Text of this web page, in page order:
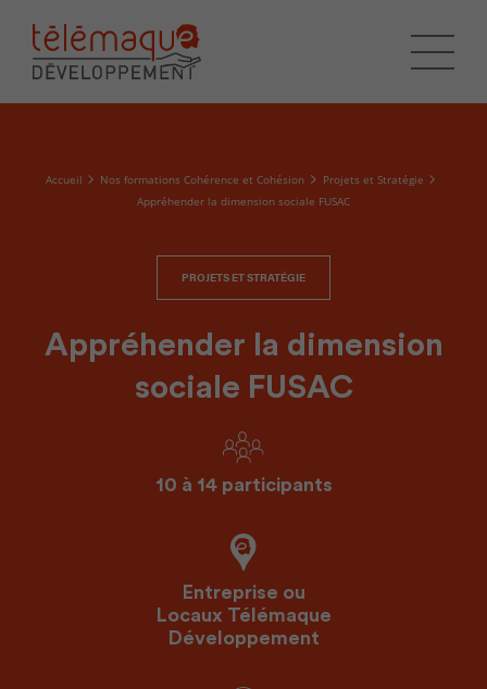
Accueil Nos formations Cohérence et Cohésion
Projets et Stratégie
Appréhender la dimension sociale FUSAC
PROJETS ET STRATÉGIE
Appréhender la dimension
sociale FUSAC
10 à 14 participants
Entreprise ou
Locaux Télémaque
Développement